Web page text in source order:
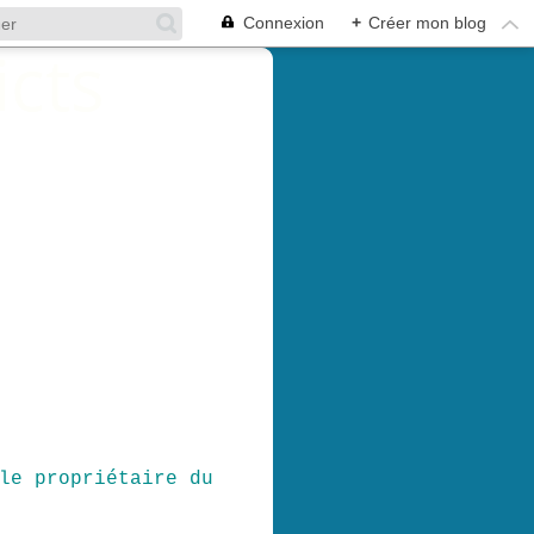
Connexion + Créer mon blog
propriétaire du